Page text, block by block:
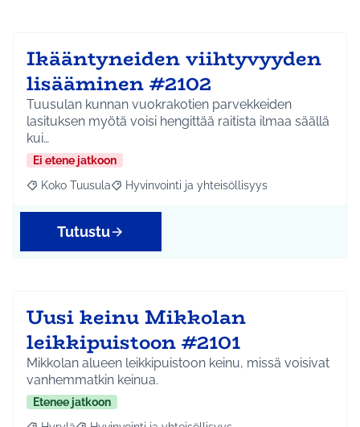
Ikääntyneiden viihtyvyyden
lisääminen #2102
Tuusulan kunnan vuokrakotien parvekkeiden
lasituksen myötä voisi hengittää raitista ilmaa säällä
kui…
Ei etene jatkoon
Rajaa tulokset aihepiirin mukaan: Koko Tuusula
Koko Tuusula Rajaa tulokset teeman mukaan: Hyvinvointi ja
Hyvinvointi ja yhteisöllisyys
Tutustu
Uusi keinu Mikkolan
leikkipuistoon #2101
Mikkolan alueen leikkipuistoon keinu, missä voisivat
vanhemmatkin keinua.
Etenee jatkoon